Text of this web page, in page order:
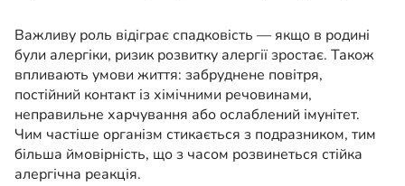
Важливу роль відіграє спадковість — якщо в родині
були алергіки, ризик розвитку алергії зростає. Також
впливають умови життя: забруднене повітря,
постійний контакт із хімічними речовинами,
неправильне харчування або ослаблений імунітет.
Чим частіше організм стикається з подразником, тим
більша ймовірність, що з часом розвинеться стійка
алергічна реакція.